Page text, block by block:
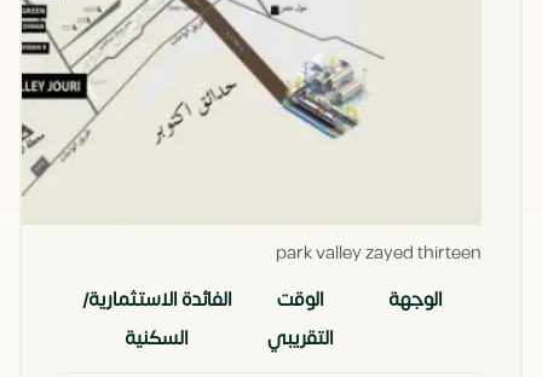
park valley zayed thirteen
الوجهة
الوقت
التقريبي
الفائدة الاستثمارية/
السكنية